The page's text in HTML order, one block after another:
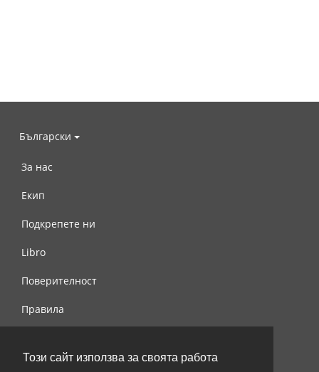
Този сайт използва за своята работа
Български
За нас
Екип
Подкрепете ни
Libro
Поверителност
Правила